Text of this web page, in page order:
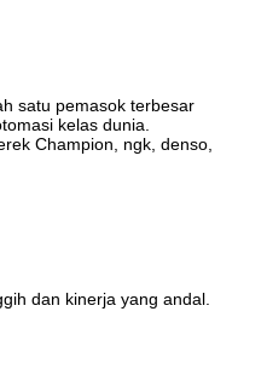
satu pemasok terbesar
kelas dunia.
Champion, ngk, denso,
dan kinerja yang andal.